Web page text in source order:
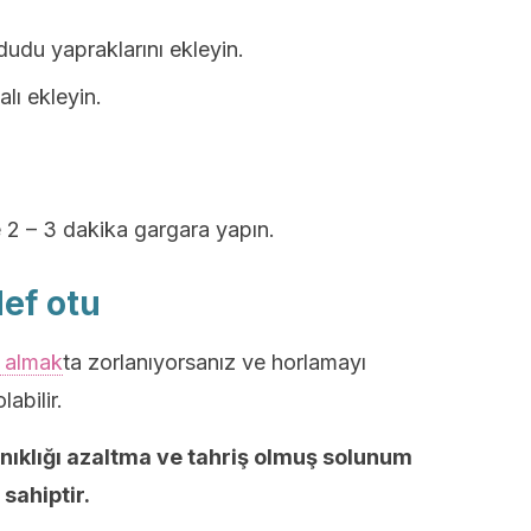
yapraklarını ekleyin.
ekleyin.
– 3 dakika gargara yapın.
otu
ta zorlanıyorsanız ve horlamayı
azaltma ve tahriş olmuş solunum
sahiptir.